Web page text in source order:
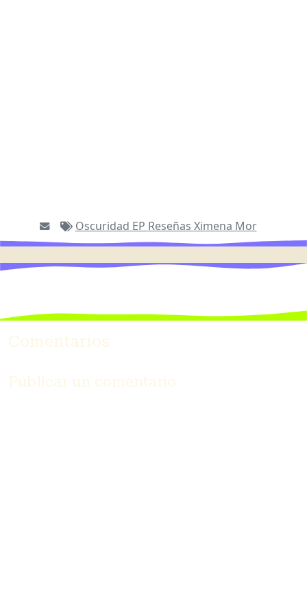
Oscuridad EP Reseñas Ximena Mor
Comentarios
Publicar un comentario